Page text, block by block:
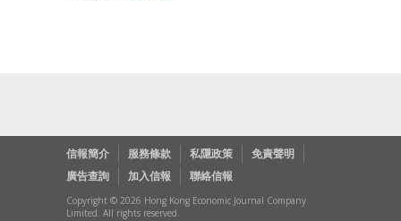
信報簡介 服務條款 私隱政策
免責聲明
廣告查詢
加入信報 聯絡信報
Copyright © 2026 Hong Kong Economic Journal Company
Limited. All rights reserved.